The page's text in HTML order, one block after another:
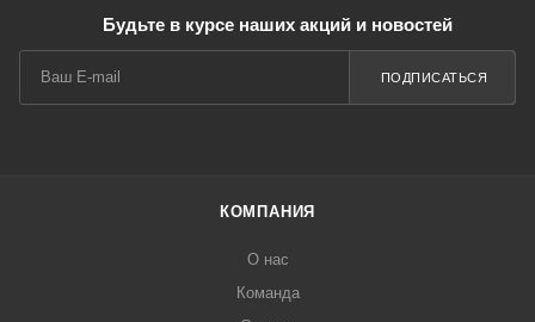
Будьте в курсе наших акций и новостей
ПОДПИСАТЬСЯ
КОМПАНИЯ
О нас
Команда